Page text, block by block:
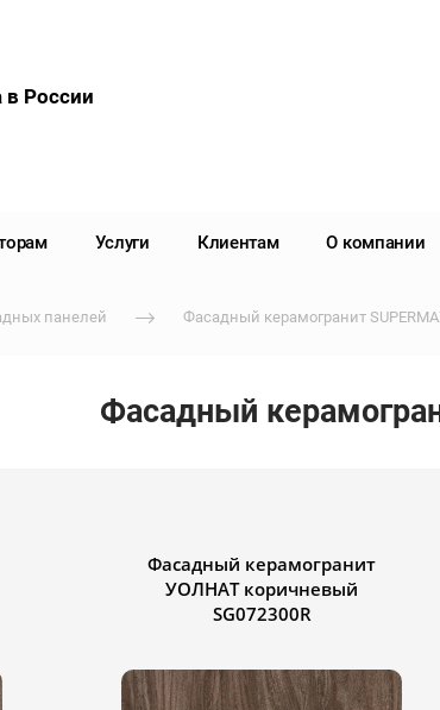
России
Услуги Клиентам О компании
панелей Фасадный керамогранит
Фасадный
Фасадный керамогранит
УОЛНАТ коричневый
SG072300R